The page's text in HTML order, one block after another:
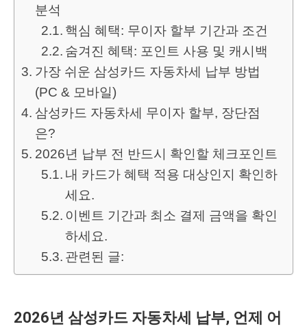
분석
핵심 혜택: 무이자 할부 기간과 조건
숨겨진 혜택: 포인트 사용 및 캐시백
가장 쉬운 삼성카드 자동차세 납부 방법
(PC & 모바일)
삼성카드 자동차세 무이자 할부, 장단점
은?
2026년 납부 전 반드시 확인할 체크포인트
내 카드가 혜택 적용 대상인지 확인하
세요.
이벤트 기간과 최소 결제 금액을 확인
하세요.
관련된 글:
2026년 삼성카드 자동차세 납부, 언제 어